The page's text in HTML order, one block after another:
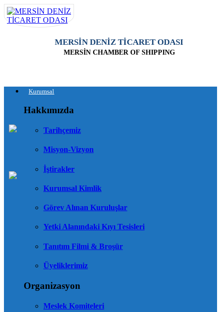
MERSİN DENİZ TİCARET ODASI
MERSİN CHAMBER OF SHIPPING
Kurumsal
Hakkımızda
Tarihçemiz
Misyon-Vizyon
İştirakler
Kurumsal Kimlik
Görev Alınan Kuruluşlar
Yetki Alanındaki Kıyı Tesisleri
Tanıtım Filmi & Broşür
Üyeliklerimiz
Organizasyon
Meslek Komiteleri